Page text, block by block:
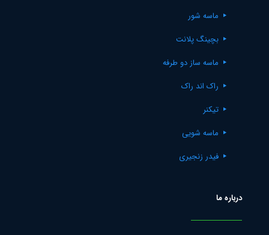
ماسه شور
بچینگ پلانت
ماسه ساز دو طرفه
راک اند راک
تیکنر
ماسه شویی
فیدر زنجیری
درباره ما